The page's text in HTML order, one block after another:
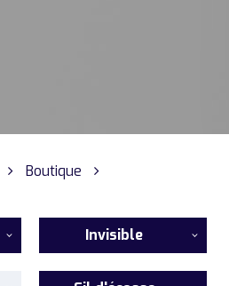
Boutique
Invisible